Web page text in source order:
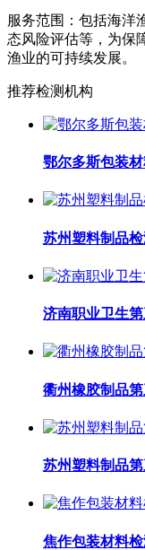
服务范围：包括海洋
态风险评估等，为保
渔业的可持续发展。
推荐检测机构
鄂尔多斯包装
苏州塑料制品
济南职业卫生
衢州橡胶制品
苏州塑料制品
焦作包装材料